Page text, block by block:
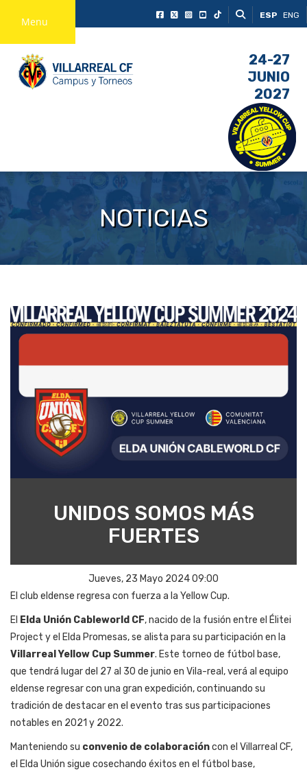
Menu ESP ENG
24-27
JUNIO
2027
NOTICIAS
UNIDOS SOMOS MÁS
FUERTES
Jueves, 23 Mayo 2024 09:00
El club eldense regresa con fuerza a la Yellow Cup.
El Elda Unión Cableworld CF, nacido de la fusión entre el Élitei
Project y el Elda Promesas, se alista para su participación en la
Villarreal Yellow Cup Summer. Este torneo de fútbol base,
que tendrá lugar del 27 al 30 de junio en Vila-real, verá al equipo
eldense regresar con una gran expedición, continuando su
tradición de destacar en el evento tras sus participaciones
notables en 2021 y 2022.
Manteniendo su convenio de colaboracióncon el Villarreal CF,
el Elda Unión sigue cosechando éxitos en el fútbol base,